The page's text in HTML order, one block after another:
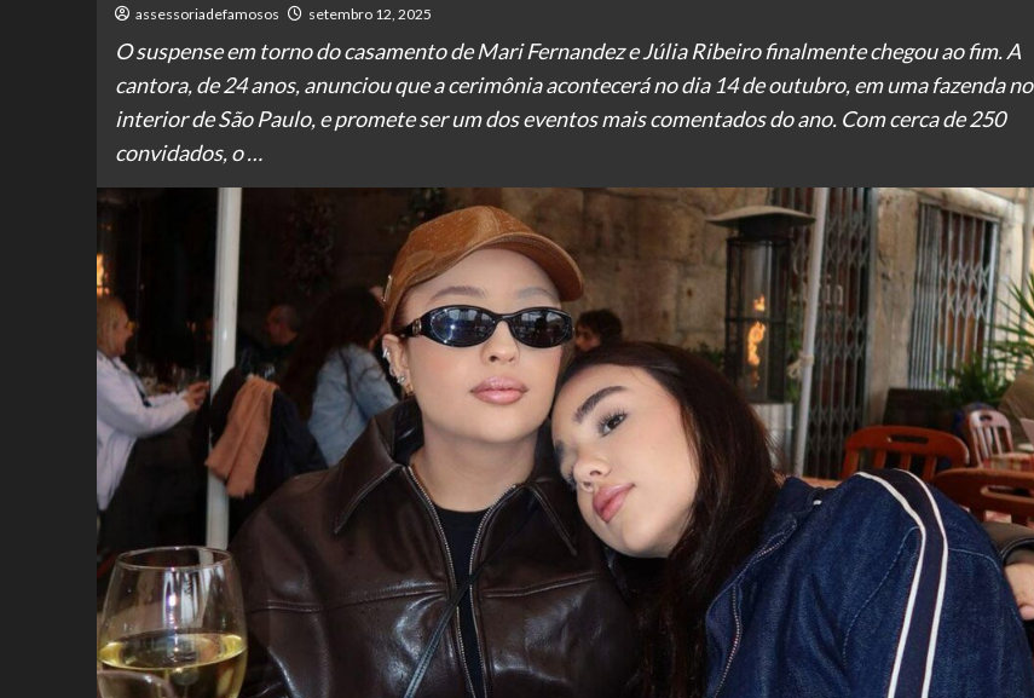
assessoriadefamosos setembro 12, 2025
O suspense em torno do casamento de Mari Fernandez e Júlia Ribeiro finalmente chegou ao fim. A
cantora, de 24 anos, anunciou que a cerimônia acontecerá no dia 14 de outubro, em uma fazenda no
interior de São Paulo, e promete ser um dos eventos mais comentados do ano. Com cerca de 250
convidados, o …